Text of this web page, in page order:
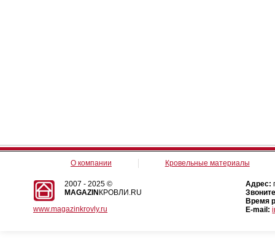
О компании Кровельные материалы
2007 - 2025 ©
MAGAZIN КРОВЛИ.RU
www.magazinkrovly.ru
Адрес:
Время
E-mail: